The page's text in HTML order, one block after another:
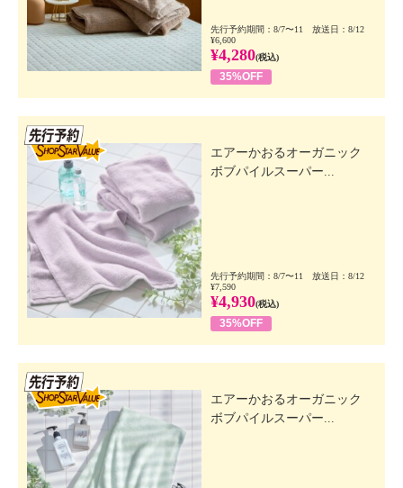
先行予約期間：8/7〜11 放送日：8/12
¥6,600
¥4,280(税込)
35%OFF
エアーかおるオーガニック
ボブパイルスーパー...
先行予約期間：8/7〜11 放送日：8/12
¥7,590
¥4,930(税込)
35%OFF
エアーかおるオーガニック
ボブパイルスーパー...